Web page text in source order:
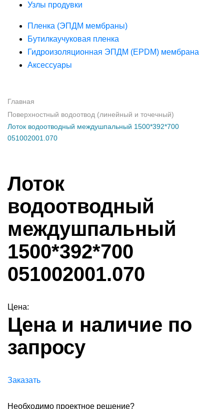
Узлы продувки
Пленка (ЭПДМ мембраны)
Бутилкаучуковая пленка
Гидроизоляционная ЭПДМ (EPDM) мембрана
Аксессуары
Главная
Поверхностный водоотвод (линейный и точечный)
Лоток водоотводный междушпальный 1500*392*700
051002001.070
Лоток
водоотводный
междушпальный
1500*392*700
051002001.070
Цена:
Цена и наличие по
запросу
Заказать
Необходимо проектное решение?